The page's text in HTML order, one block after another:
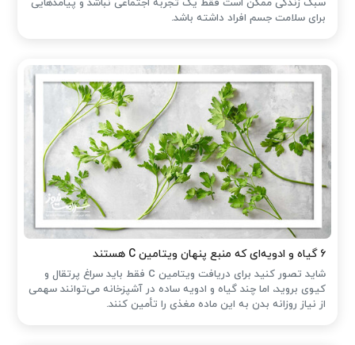
سبک زندگی ممکن است فقط یک تجربه اجتماعی نباشد و پیامدهایی
برای سلامت جسم افراد داشته باشد.
۶ گیاه و ادویه‌ای که منبع پنهان ویتامین C هستند
شاید تصور کنید برای دریافت ویتامین C فقط باید سراغ پرتقال و
کیوی بروید، اما چند گیاه و ادویه ساده در آشپزخانه می‌توانند سهمی
از نیاز روزانه بدن به این ماده مغذی را تأمین کنند.